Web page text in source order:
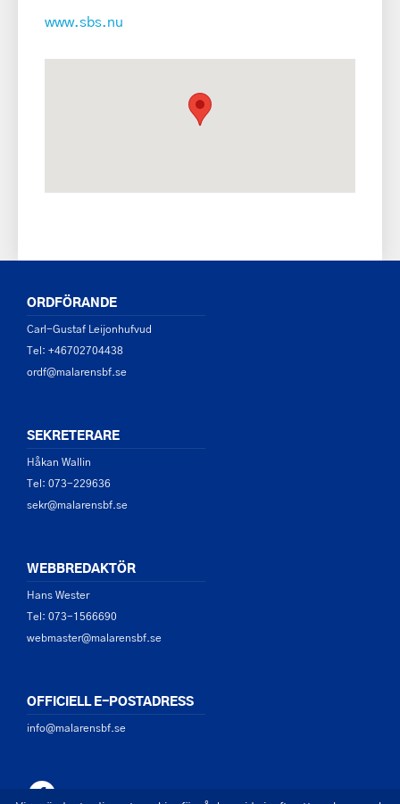
www.sbs.nu
ORDFÖRANDE
Carl-Gustaf Leijonhufvud
Tel: +46702704438
ordf@malarensbf.se
SEKRETERARE
Håkan Wallin
Tel: 073-229636
sekr@malarensbf.se
WEBBREDAKTÖR
Hans Wester
Tel: 073-1566690
webmaster@malarensbf.se
OFFICIELL E-POSTADRESS
info@malarensbf.se